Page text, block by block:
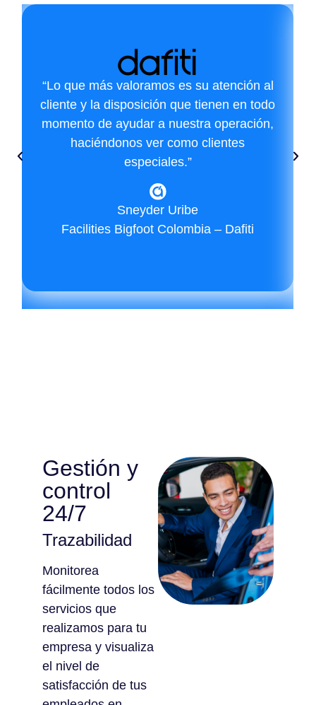
“Lo que más valoramos es su atención al
cliente y la disposición que tienen en todo
momento de ayudar a nuestra operación,
haciéndonos ver como clientes
especiales.”
Sneyder Uribe
Facilities Bigfoot Colombia – Dafiti
Gestión y
control
24/7
Trazabilidad
Monitorea
fácilmente todos los
servicios que
realizamos para tu
empresa y visualiza
el nivel de
satisfacción de tus